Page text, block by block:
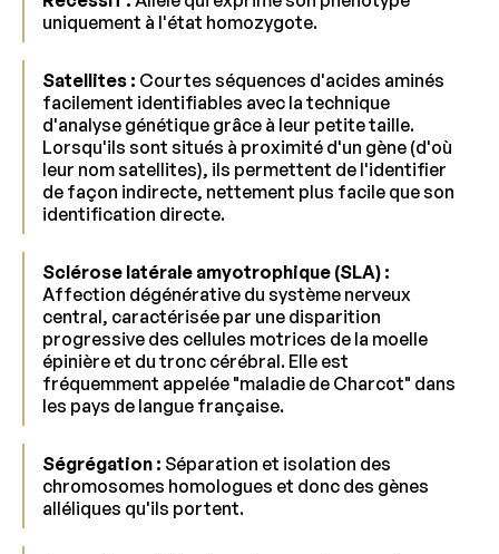
uniquement à l'état homozygote.
Satellites : Courtes séquences d'acides aminés
facilement identifiables avec la technique
d'analyse génétique grâce à leur petite taille.
Lorsqu'ils sont situés à proximité d'un gène (d'où
leur nom satellites), ils permettent de l'identifier
de façon indirecte, nettement plus facile que son
identification directe.
Sclérose latérale amyotrophique (SLA) :
Affection dégénérative du système nerveux
central, caractérisée par une disparition
progressive des cellules motrices de la moelle
épinière et du tronc cérébral. Elle est
fréquemment appelée "maladie de Charcot" dans
les pays de langue française.
Ségrégation : Séparation et isolation des
chromosomes homologues et donc des gènes
alléliques qu'ils portent.